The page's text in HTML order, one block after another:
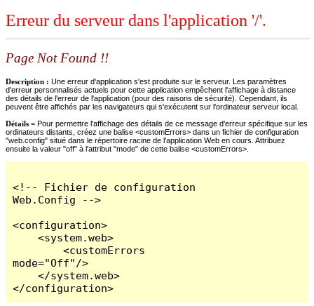
Erreur du serveur dans l'application '/'.
Page Not Found !!
Description : Une erreur d'application s'est produite sur le serveur. Les paramètres
d'erreur personnalisés actuels pour cette application empêchent l'affichage à distance
des détails de l'erreur de l'application (pour des raisons de sécurité). Cependant, ils
peuvent être affichés par les navigateurs qui s'exécutent sur l'ordinateur serveur local.
Détails = Pour permettre l'affichage des détails de ce message d'erreur spécifique sur les
ordinateurs distants, créez une balise <customErrors> dans un fichier de configuration
"web.config" situé dans le répertoire racine de l'application Web en cours. Attribuez
ensuite la valeur "off" à l'attribut "mode" de cette balise <customErrors>.
<!-- Fichier de configuration
Web.Config -->
<configuration>
    <system.web>
        <customErrors
mode="Off"/>
    </system.web>
</configuration>